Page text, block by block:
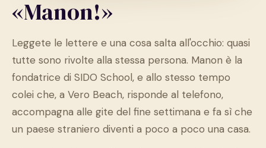
«Manon!»
Leggete le lettere e una cosa salta all'occhio: quasi
tutte sono rivolte alla stessa persona. Manon è la
fondatrice di SIDO School, e allo stesso tempo
colei che, a Vero Beach, risponde al telefono,
accompagna alle gite del fine settimana e fa sì che
un paese straniero diventi a poco a poco una casa.